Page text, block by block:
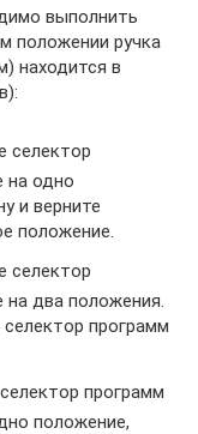
выполнить
положении ручка
находится в
селектор
на одно
и верните
положение.
селектор
на два положения.
программ
программ
положение,